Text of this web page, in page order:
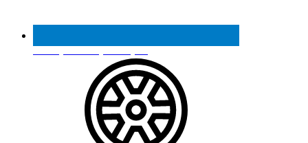
Реестр МинПромТорга